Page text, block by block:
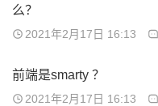
么？
2021年2月17日 16:13
前端是smarty ？
2021年2月17日 16:13